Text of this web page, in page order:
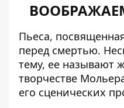
Пьеса,
перед смертью.
тему, ее называют
творчестве
его сценических